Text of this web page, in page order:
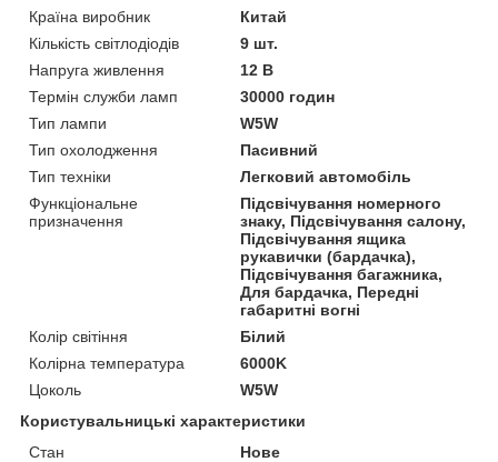
Країна виробник
Китай
Кількість світлодіодів
9 шт.
Напруга живлення
12 В
Термін служби ламп
30000 годин
Тип лампи
W5W
Тип охолодження
Пасивний
Тип техніки
Легковий автомобіль
Функціональне
призначення
Підсвічування номерного
знаку, Підсвічування салону,
Підсвічування ящика
рукавички (бардачка),
Підсвічування багажника,
Для бардачка, Передні
габаритні вогні
Колір світіння
Білий
Колірна температура
6000K
Цоколь
W5W
Користувальницькі характеристики
Стан
Нове